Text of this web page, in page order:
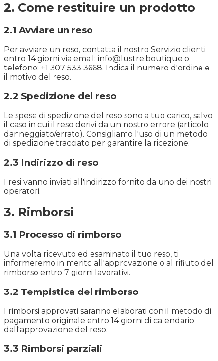
2. Come restituire un prodotto
2.1 Avviare un reso
Per avviare un reso, contatta il nostro Servizio clienti
entro 14 giorni via email: info@lustre.boutique o
telefono: +1 307 533 3668. Indica il numero d'ordine e
il motivo del reso.
2.2 Spedizione del reso
Le spese di spedizione del reso sono a tuo carico, salvo
il caso in cui il reso derivi da un nostro errore (articolo
danneggiato/errato). Consigliamo l'uso di un metodo
di spedizione tracciato per garantire la ricezione.
2.3 Indirizzo di reso
I resi vanno inviati all'indirizzo fornito da uno dei nostri
operatori.
3. Rimborsi
3.1 Processo di rimborso
Una volta ricevuto ed esaminato il tuo reso, ti
informeremo in merito all'approvazione o al rifiuto del
rimborso entro 7 giorni lavorativi.
3.2 Tempistica del rimborso
I rimborsi approvati saranno elaborati con il metodo di
pagamento originale entro 14 giorni di calendario
dall'approvazione del reso.
3.3 Rimborsi parziali